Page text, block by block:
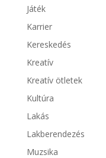
Játék
Karrier
Kereskedés
Kreatív
Kreatív ötletek
Kultúra
Lakás
Lakberendezés
Muzsika